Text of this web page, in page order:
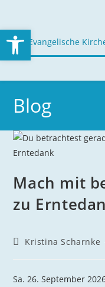
Blog
Mach mit
zu
Kristina Scharnke
Sa. 26. September
Open